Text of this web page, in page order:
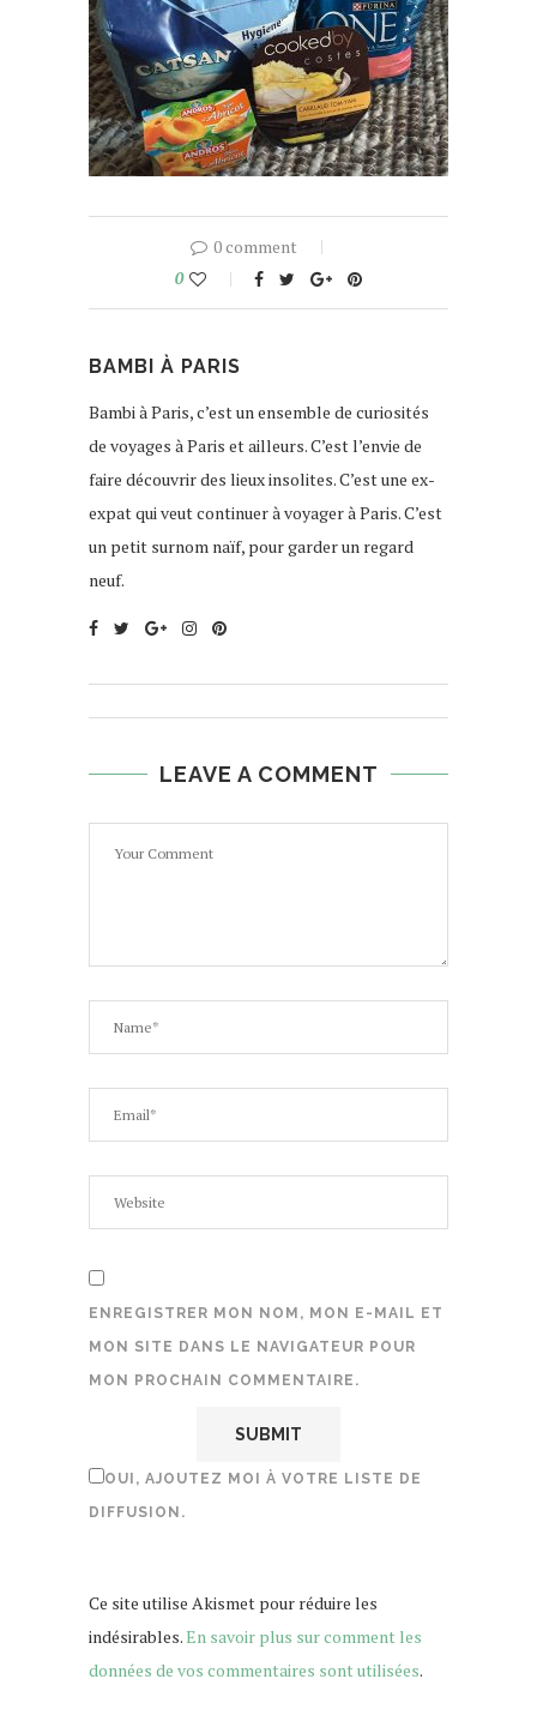
0 comment
0
BAMBI À PARIS
Bambi à Paris, c’est un ensemble de curiosités
de voyages à Paris et ailleurs. C’est l’envie de
faire découvrir des lieux insolites. C’est une ex-
expat qui veut continuer à voyager à Paris. C’est
un petit surnom naïf, pour garder un regard
neuf.
LEAVE A COMMENT
ENREGISTRER MON NOM, MON E-MAIL ET
MON SITE DANS LE NAVIGATEUR POUR
MON PROCHAIN COMMENTAIRE.
OUI, AJOUTEZ MOI À VOTRE LISTE DE
DIFFUSION.
Ce site utilise Akismet pour réduire les
indésirables.En savoir plus sur comment les
données de vos commentaires sont utilisées.